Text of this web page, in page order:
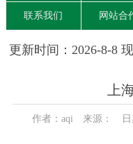
联系我们 网站合
更新时间：2026-8-8
上
作者：aqi 来源： 日